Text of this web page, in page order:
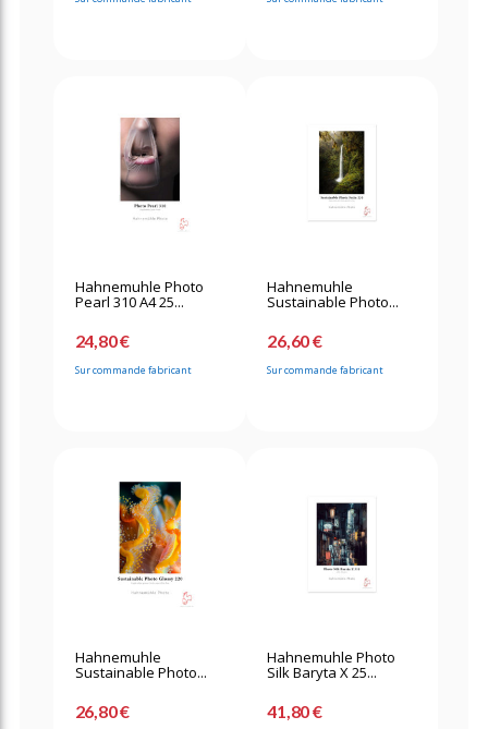
Hahnemuhle Photo
Pearl 310 A4 25...
24,80 €
Sur commande fabricant
Hahnemuhle
Sustainable Photo...
26,60 €
Sur commande fabricant
Hahnemuhle
Sustainable Photo...
26,80 €
Hahnemuhle Photo
Silk Baryta X 25...
41,80 €